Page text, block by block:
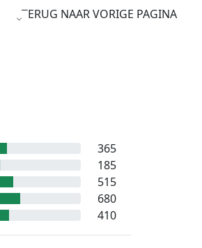
TERUG NAAR VORIGE PAGINA
365
185
515
680
410